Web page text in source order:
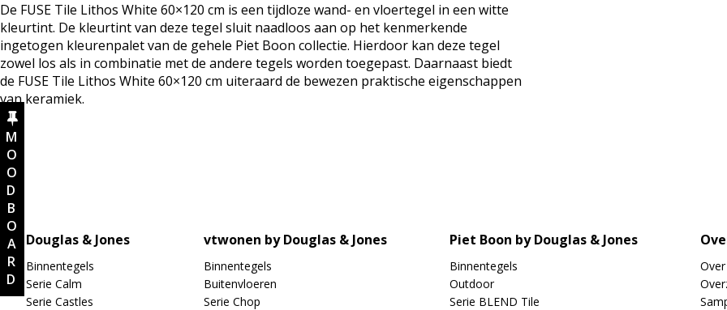
De FUSE Tile Lithos White 60×120 cm is een tijdloze wand- en vloertegel in een witte
kleurtint. De kleurtint van deze tegel sluit naadloos aan op het kenmerkende
ingetogen kleurenpalet van de gehele Piet Boon collectie. Hierdoor kan deze tegel
zowel los als in combinatie met de andere tegels worden toegepast. Daarnaast biedt
de FUSE Tile Lithos White 60×120 cm uiteraard de bewezen praktische eigenschappen
van keramiek.
Douglas & Jones
Binnentegels
Serie Calm
Serie Castles
vtwonen by Douglas & Jones
Binnentegels
Buitenvloeren
Serie Chop
Piet Boon by Douglas & Jones
Binnentegels
Outdoor
Serie BLEND Tile
MOODBOARD